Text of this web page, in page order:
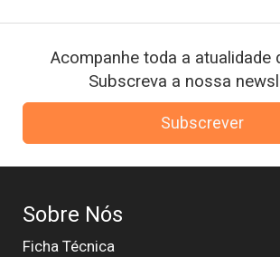
Acompanhe toda a atualidade
Subscreva a nossa
Subscrever
Sobre Nós
Ficha Técnica